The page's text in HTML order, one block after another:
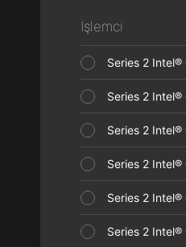
İşlemci
Series 2
Series 2
Series 2
Series 2
Series 2
Series 2